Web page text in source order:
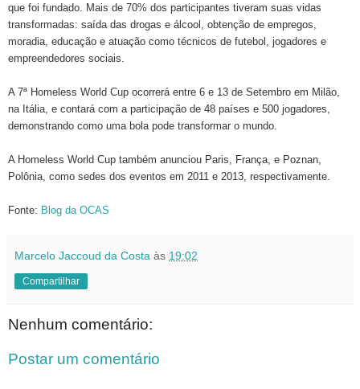
que foi fundado. Mais de 70% dos participantes tiveram suas vidas
transformadas: saída das drogas e álcool, obtenção de empregos,
moradia, educação e atuação como técnicos de futebol, jogadores e
empreendedores sociais.
A 7ª Homeless World Cup ocorrerá entre 6 e 13 de Setembro em Milão,
na Itália, e contará com a participação de 48 países e 500 jogadores,
demonstrando como uma bola pode transformar o mundo.
A Homeless World Cup também anunciou Paris, França, e Poznan,
Polônia, como sedes dos eventos em 2011 e 2013, respectivamente.
Fonte: Blog da OCAS
Marcelo Jaccoud da Costa às 19:02
Compartilhar
Nenhum comentário:
Postar um comentário